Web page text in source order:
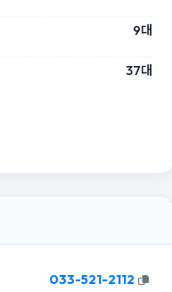
9대
37대
033-521-2112